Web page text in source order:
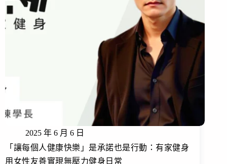
2025 年 6 月 6 日
「讓每個人健康快樂」是承諾也是行動：有家健身
用女性友善實現無壓力健身日常